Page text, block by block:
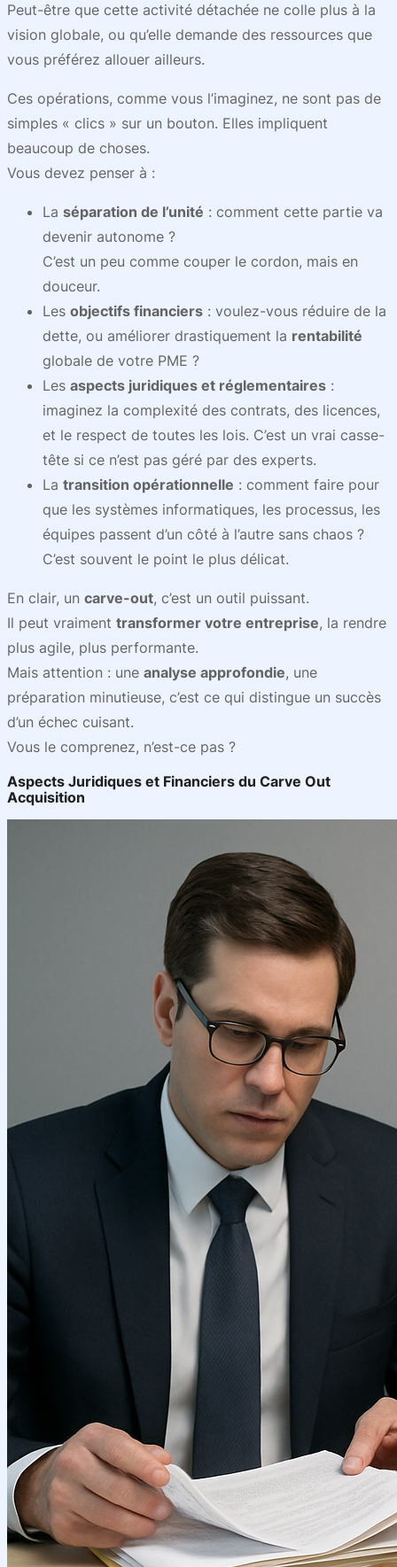
Peut-être que cette activité détachée ne colle plus à la
vision globale, ou qu’elle demande des ressources que
vous préférez allouer ailleurs.
Ces opérations, comme vous l’imaginez, ne sont pas de
simples « clics » sur un bouton. Elles impliquent
beaucoup de choses.
Vous devez penser à :
La séparation de l’unité : comment cette partie va
devenir autonome ?
C’est un peu comme couper le cordon, mais en
douceur.
Les objectifs financiers : voulez-vous réduire de la
dette, ou améliorer drastiquement la rentabilité
globale de votre PME ?
Les aspects juridiques et réglementaires :
imaginez la complexité des contrats, des licences,
et le respect de toutes les lois. C’est un vrai casse-
tête si ce n’est pas géré par des experts.
La transition opérationnelle : comment faire pour
que les systèmes informatiques, les processus, les
équipes passent d’un côté à l’autre sans chaos ?
C’est souvent le point le plus délicat.
En clair, un carve-out, c’est un outil puissant.
Il peut vraiment transformer votre entreprise, la rendre
plus agile, plus performante.
Mais attention : une analyse approfondie, une
préparation minutieuse, c’est ce qui distingue un succès
d’un échec cuisant.
Vous le comprenez, n’est-ce pas ?
Aspects Juridiques et Financiers du Carve Out
Acquisition